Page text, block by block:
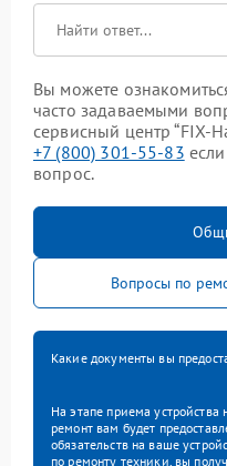
Вы можете
часто задаваемыми
сервисный центр “FIX-
+7 (800) 301-55-83
вопрос.
Вопросы по
Какие документы вы
На этапе приема
ремонт вам будет
обязательств на ваше
по ремонту техники, вы